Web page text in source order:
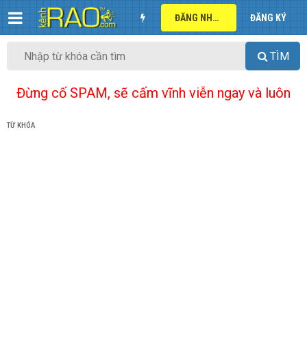
ĐĂNG NHẬP ĐĂNG KÝ
TÌM
Đừng cố SPAM, sẽ cấm vĩnh viễn ngay và luôn
TỪ KHÓA